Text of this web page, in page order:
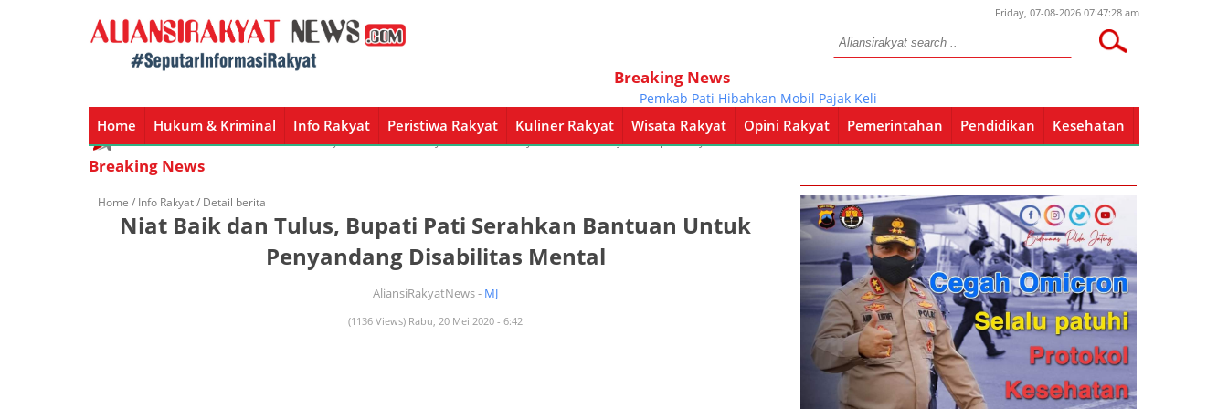
Friday, 07-08-2026 07:47:28 am
Breaking News
Pemkab Pati Hibahkan Mobil Pajak Keliling Untuk Pemprov
Home Hukum & Kriminal Info Rakyat Peristiwa Rakyat Kuliner Rakyat Wisata Rakyat Opini Rakyat Pemerintahan Pendidikan Kesehatan
Home Hukum & Kriminal Info Rakyat Peristiwa Rakyat Kuliner Rakyat Wisata Rakyat Opini Rakyat Pemerintahan Pendidikan Kesehatan
Breaking News
Home / Info Rakyat/ Detail berita
Niat Baik dan Tulus, Bupati Pati Serahkan Bantuan Untuk
Penyandang Disabilitas Mental
AliansiRakyatNews - MJ
(1136 Views) Rabu, 20 Mei 2020 - 6:42